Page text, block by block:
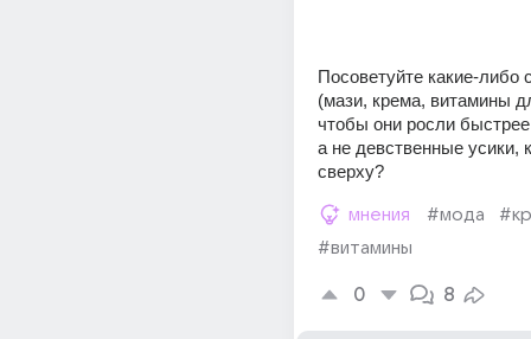
Посоветуйте какие-либо
(мази, крема, витамины
чтобы они росли
а не девственные усики,
сверху?
мнения #мода
#витамины
0 8